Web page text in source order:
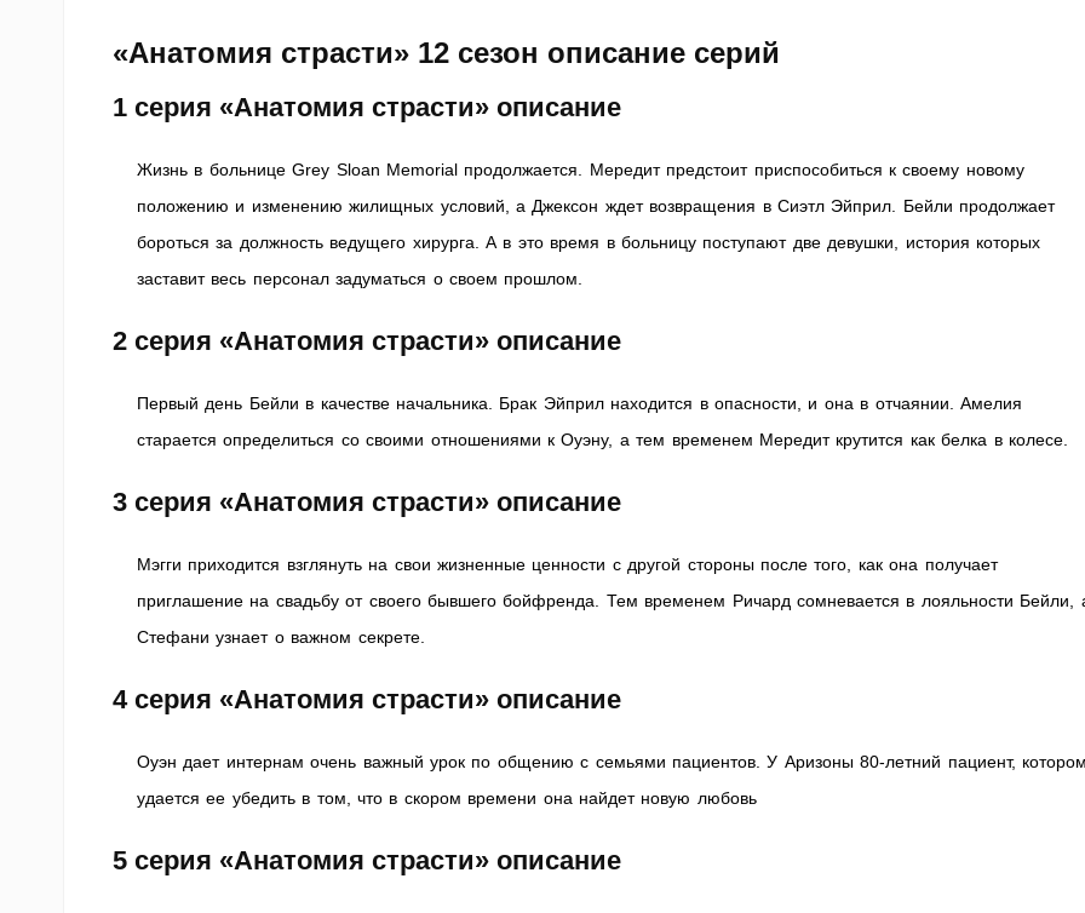
«Анатомия страсти» 12 сезон описание серий
1 серия «Анатомия страсти» описание
Жизнь в больнице Grey Sloan Memorial продолжается. Мередит предстоит приспособиться к своему новому
положению и изменению жилищных условий, а Джексон ждет возвращения в Сиэтл Эйприл. Бейли продолжает
бороться за должность ведущего хирурга. А в это время в больницу поступают две девушки, история которых
заставит весь персонал задуматься о своем прошлом.
2 серия «Анатомия страсти» описание
Первый день Бейли в качестве начальника. Брак Эйприл находится в опасности, и она в отчаянии. Амелия
старается определиться со своими отношениями к Оуэну, а тем временем Мередит крутится как белка в колесе.
3 серия «Анатомия страсти» описание
Мэгги приходится взглянуть на свои жизненные ценности с другой стороны после того, как она получает
приглашение на свадьбу от своего бывшего бойфренда. Тем временем Ричард сомневается в лояльности Бейли,
Стефани узнает о важном секрете.
4 серия «Анатомия страсти» описание
Оуэн дает интернам очень важный урок по общению с семьями пациентов. У Аризоны 80-летний пациент,
удается ее убедить в том, что в скором времени она найдет новую любовь
5 серия «Анатомия страсти» описание